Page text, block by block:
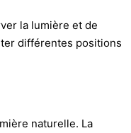
la lumière et de
différentes positions
naturelle. La